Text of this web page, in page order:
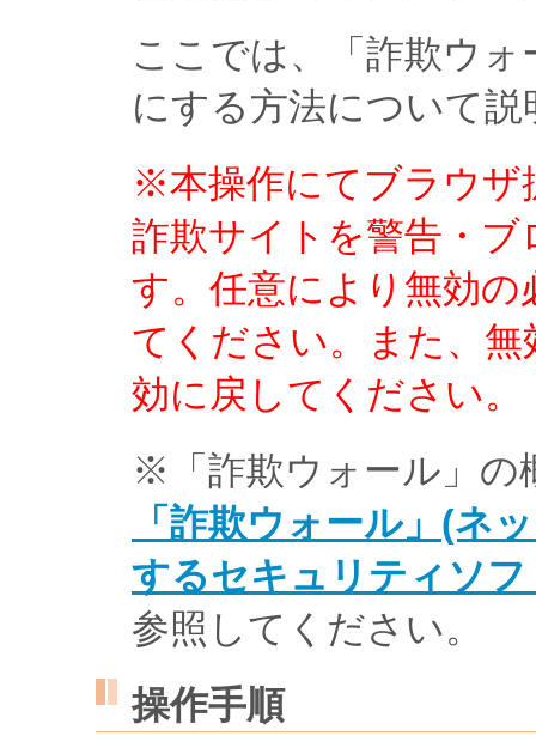
ここでは、「詐欺ウ
にする方法について説
※本操作にてブラウザ
詐欺サイトを警告・
す。任意により無効
てください。また、
効に戻してください。
※「詐欺ウォール」の
「詐欺ウォール」(ネ
するセキュリティソ
参照してください。
操作手順